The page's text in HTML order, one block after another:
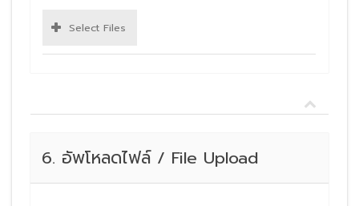
Select Files
6. อัพโหลดไฟล์ / File Upload